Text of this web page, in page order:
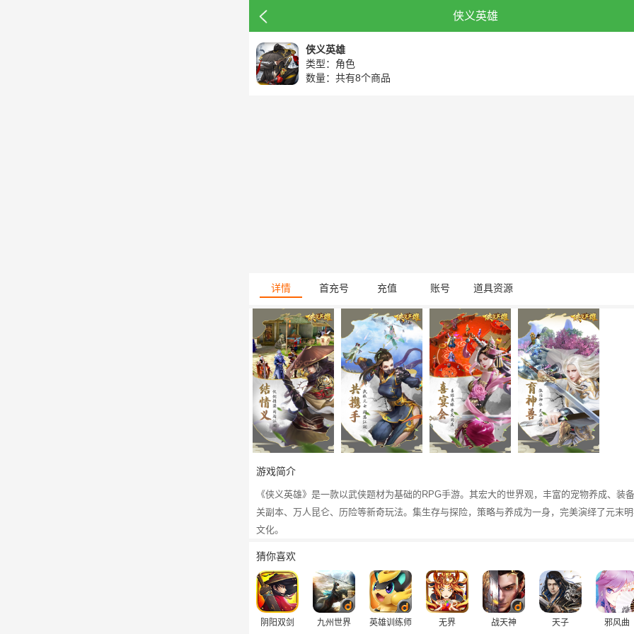
侠义英雄
侠义英雄
类型：角色
数量：共有8个商品
详情 首充号 充值 账号 道具资源
游戏简介
《侠义英雄》是一款以武侠题材为基础的RPG手游。其宏大的世界观，丰富的宠物养成、装
关副本、万人昆仑、历险等新奇玩法。集生存与探险，策略与养成为一身，完美演绎了元末
文化。
猜你喜欢
阴阳双剑 九州世界 英雄训练师 无界 战天神 天子 邪风曲